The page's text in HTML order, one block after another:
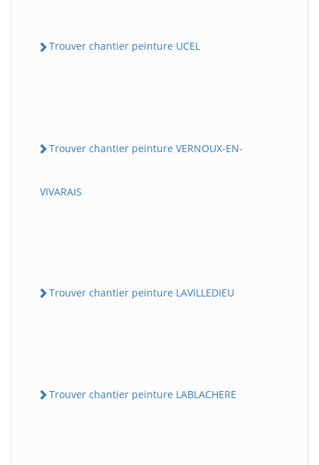
Trouver chantier peinture UCEL
Trouver chantier peinture VERNOUX-EN-
VIVARAIS
Trouver chantier peinture LAVILLEDIEU
Trouver chantier peinture LABLACHERE